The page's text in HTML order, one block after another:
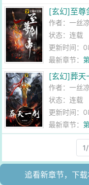
[玄幻]至尊
作者：一丝
状态：连载
更新时间：
最新章节：
[玄幻]葬天
作者：一丝
状态：连载
更新时间：
最新章节：
追看新章节，下